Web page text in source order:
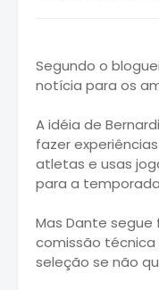
Segundo o
notícia para os
A idéia de
fazer
atletas e usas
para a
Mas Dante
comissão técnica
seleção se não